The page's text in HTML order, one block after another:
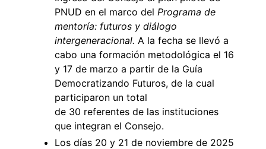
PNUD en el marco del Programa de
mentoría: futuros y diálogo
intergeneracional. A la fecha se llevó a
cabo una formación metodológica el 16
y 17 de marzo a partir de la Guía
Democratizando Futuros, de la cual
participaron un total
de 30 referentes de las instituciones
que integran el Consejo.
Los días 20 y 21 de noviembre de 2025